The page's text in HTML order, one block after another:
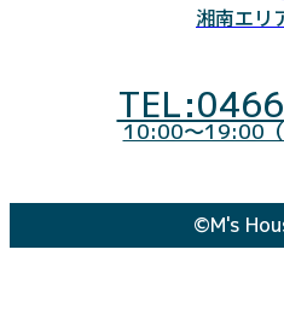
湘南エリ
10:00～19:00（
©M's